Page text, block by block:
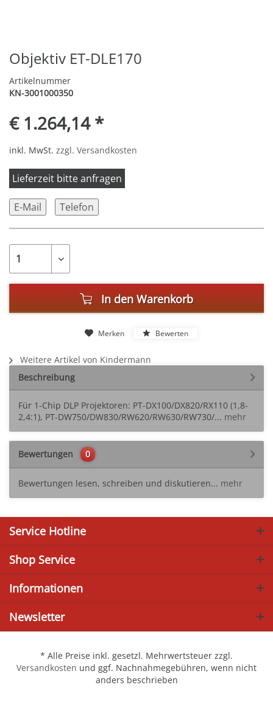
Objektiv ET-DLE170
Artikelnummer
KN-3001000350
€ 1.264,14 *
inkl. MwSt. zzgl. Versandkosten
Lieferzeit bitte anfragen
E-Mail Telefon
In den Warenkorb
Merken Bewerten
Weitere Artikel von Kindermann
Beschreibung
Für 1-Chip DLP Projektoren: PT-DX100/DX820/RX110 (1,8-
2,4:1), PT-DW750/DW830/RW620/RW630/RW730/... mehr
Bewertungen 0
Bewertungen lesen, schreiben und diskutieren... mehr
Service Hotline
Shop Service
Informationen
Newsletter
* Alle Preise inkl. gesetzl. Mehrwertsteuer zzgl.
Versandkosten und ggf. Nachnahmegebühren, wenn nicht
anders beschrieben